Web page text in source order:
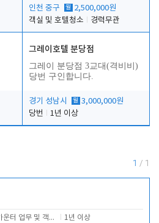
인천 중구 월 2,500,000원
객실 및 호텔청소
경력무관
그레이호텔 분당점
그레이 분당점 3교대(격비비)
당번 구인합니다.
경기 성남시 월 3,000,000원
당번
1년 이상
1 / 1
카운터 업무 및 객실관리(청소상태 확인, 객실판매) 1년 이상